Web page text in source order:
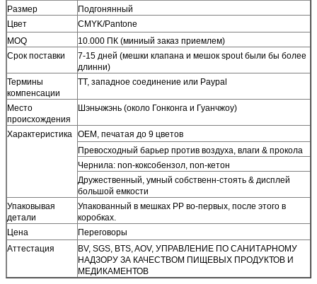
Размер
Подгонянный
Цвет
CMYK/Pantone
MOQ
10.000 ПК (миниый заказ приемлем)
Срок поставки
7-15 дней (мешки клапана и мешок spout были бы более
длинни)
Термины
компенсации
TT, западное соединение или Paypal
Место
происхождения
Шэньчжэнь (около Гонконга и Гуанчжоу)
Характеристика OEM, печатая до 9 цветов
Превосходный барьер против воздуха, влаги & прокола
Чернила: non-коксобензол, non-кетон
Дружественный, умный собственн-стоять & дисплей
большой емкости
Упаковывая
детали
Упакованный в мешках PP во-первых, после этого в
коробках.
Цена
Переговоры
Аттестация
BV, SGS, BTS, AOV, УПРАВЛЕНИЕ ПО САНИТАРНОМУ
НАДЗОРУ ЗА КАЧЕСТВОМ ПИЩЕВЫХ ПРОДУКТОВ И
МЕДИКАМЕНТОВ